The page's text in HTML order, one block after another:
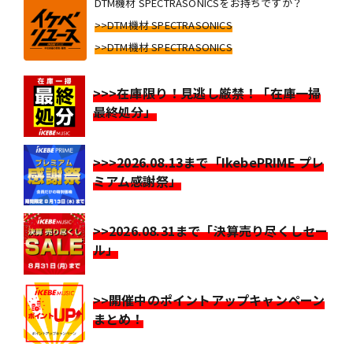
>>DTM機材 SPECTRASONICS
>>DTM機材 SPECTRASONICS
>>>在庫限り！見逃し厳禁！「在庫一掃
最終処分」
>>>2026.08.13まで「IkebePRIME プレ
ミアム感謝祭」
>>2026.08.31まで「決算売り尽くしセー
ル」
>>開催中のポイントアップキャンペーン
まとめ！